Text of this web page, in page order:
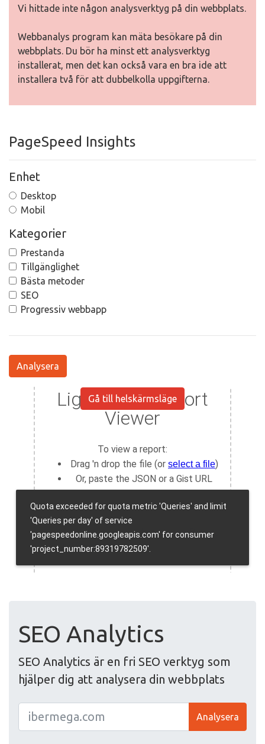
Vi hittade inte någon analysverktyg på din webbplats.
Webbanalys program kan mäta besökare på din
webbplats. Du bör ha minst ett analysverktyg
installerat, men det kan också vara en bra ide att
installera två för att dubbelkolla uppgifterna.
PageSpeed Insights
Enhet
Desktop
Mobil
Kategorier
Prestanda
Tillgänglighet
Bästa metoder
SEO
Progressiv webbapp
Analysera
Gå till helskärmsläge
SEO Analytics
SEO Analytics är en fri SEO verktyg som
hjälper dig att analysera din webbplats
Analysera